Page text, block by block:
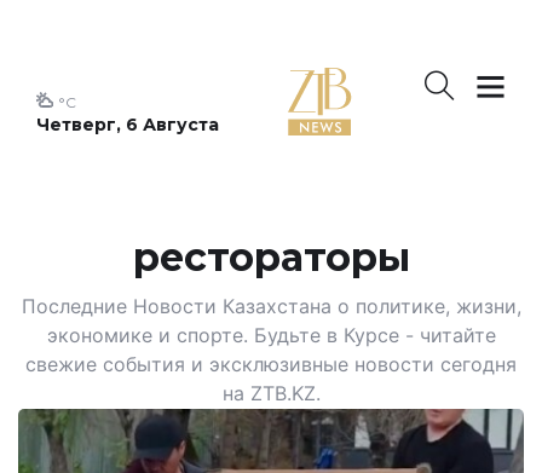
Четверг, 6 Августа
°C
рестораторы
Последние Новости Казахстана о политике, жизни,
экономике и спорте. Будьте в Курсе - читайте
свежие события и эксклюзивные новости сегодня
на ZTB.KZ.